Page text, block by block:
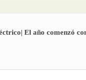
El año comenzó